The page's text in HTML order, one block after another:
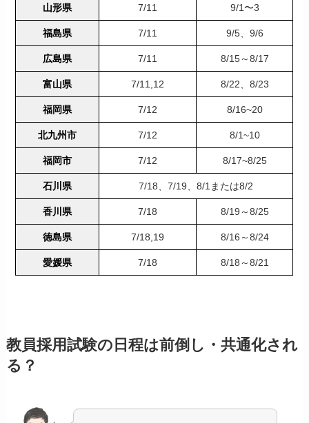
山形県 7/11 9/1〜3
福島県 7/11 9/5、9/6
広島県 7/11 8/15～8/17
富山県 7/11,12 8/22、8/23
福岡県 7/12 8/16~20
北九州市 7/12 8/1~10
福岡市 7/12 8/17~8/25
石川県 7/18、7/19、8/1または8/2
香川県 7/18 8/19～8/25
徳島県 7/18,19 8/16～8/24
愛媛県 7/18 8/18～8/21
教員採用試験の日程は前倒し・共通化され
る？